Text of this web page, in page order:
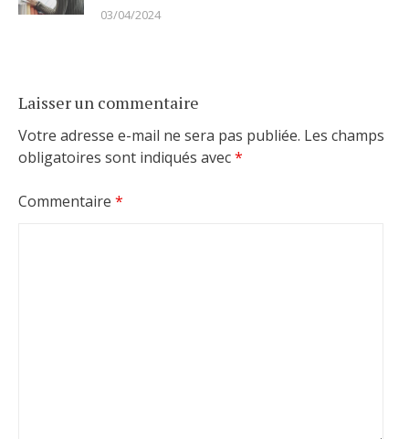
03/04/2024
Laisser un commentaire
Votre adresse e-mail ne sera pas publiée. Les champs
obligatoires sont indiqués avec*
Commentaire *